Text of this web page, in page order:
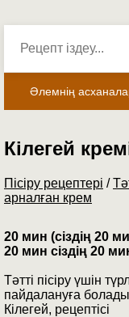
Әлемнің
Кілегей
Пісіру рецептері /
арналған крем
20 мин (сіздің 20
20 мин сіздің 20
Тәтті пісіру үшін
пайдалануға
Кілегей, рецептісі